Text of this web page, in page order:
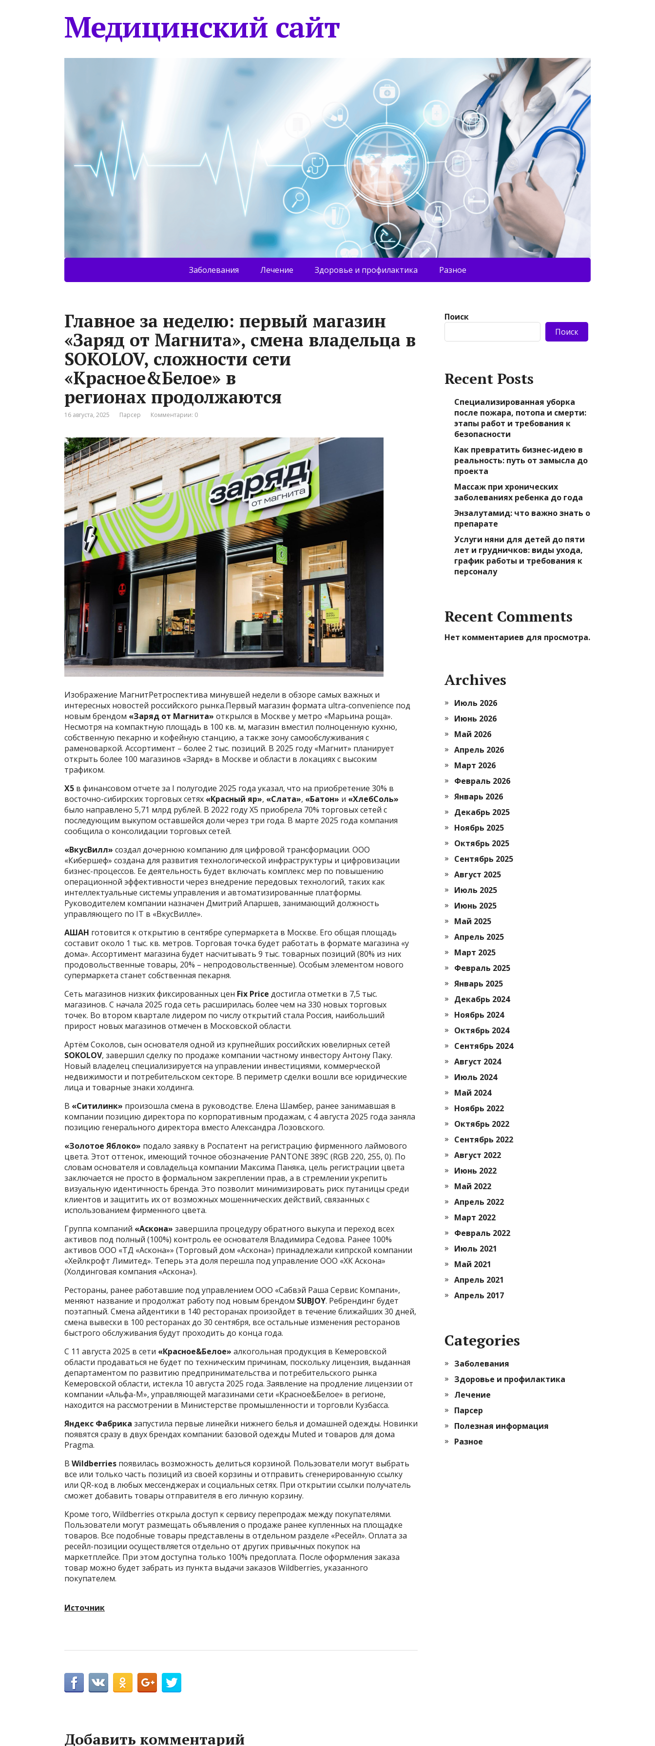
Медицинский сайт
Заболевания Лечение Здоровье и профилактика Разное
Главное за неделю: первый магазин
«Заряд от Магнита», смена владельца в
SOKOLOV, сложности сети
«Красное&Белое» в
регионах продолжаются
16 августа, 2025 Парсер Комментарии: 0
Изображение МагнитРетроспектива минувшей недели в обзоре самых важных и
интересных новостей российского рынка.Первый магазин формата ultra-convenience под
новым брендом «Заряд от Магнита» открылся в Москве у метро «Марьина роща».
Несмотря на компактную площадь в 100 кв. м, магазин вместил полноценную кухню,
собственную пекарню и кофейную станцию, а также зону самообслуживания с
раменоваркой. Ассортимент – более 2 тыс. позиций. В 2025 году «Магнит» планирует
открыть более 100 магазинов «Заряд» в Москве и области в локациях с высоким
трафиком.
X5 в финансовом отчете за I полугодие 2025 года указал, что на приобретение 30% в
восточно-сибирских торговых сетях «Красный яр», «Слата», «Батон» и «ХлебСоль»
было направлено 5,71 млрд рублей. В 2022 году X5 приобрела 70% торговых сетей с
последующим выкупом оставшейся доли через три года. В марте 2025 года компания
сообщила о консолидации торговых сетей.
«ВкусВилл» создал дочернюю компанию для цифровой трансформации. ООО
«Кибершеф» создана для развития технологической инфраструктуры и цифровизации
бизнес-процессов. Ее деятельность будет включать комплекс мер по повышению
операционной эффективности через внедрение передовых технологий, таких как
интеллектуальные системы управления и автоматизированные платформы.
Руководителем компании назначен Дмитрий Апаршев, занимающий должность
управляющего по IT в «ВкусВилле».
АШАН готовится к открытию в сентябре супермаркета в Москве. Его общая площадь
составит около 1 тыс. кв. метров. Торговая точка будет работать в формате магазина «у
дома». Ассортимент магазина будет насчитывать 9 тыс. товарных позиций (80% из них
продовольственные товары, 20% – непродовольственные). Особым элементом нового
супермаркета станет собственная пекарня.
Сеть магазинов низких фиксированных цен Fix Price достигла отметки в 7,5 тыс.
магазинов. С начала 2025 года сеть расширилась более чем на 330 новых торговых
точек. Во втором квартале лидером по числу открытий стала Россия, наибольший
прирост новых магазинов отмечен в Московской области.
Артём Соколов, сын основателя одной из крупнейших российских ювелирных сетей
SOKOLOV, завершил сделку по продаже компании частному инвестору Антону Паку.
Новый владелец специализируется на управлении инвестициями, коммерческой
недвижимости и потребительском секторе. В периметр сделки вошли все юридические
лица и товарные знаки холдинга.
В «Ситилинк» произошла смена в руководстве. Елена Шамбер, ранее занимавшая в
компании позицию директора по корпоративным продажам, с 4 августа 2025 года заняла
позицию генерального директора вместо Александра Лозовского.
«Золотое Яблоко» подало заявку в Роспатент на регистрацию фирменного лаймового
цвета. Этот оттенок, имеющий точное обозначение PANTONE 389C (RGB 220, 255, 0). По
словам основателя и совладельца компании Максима Паняка, цель регистрации цвета
заключается не просто в формальном закреплении прав, а в стремлении укрепить
визуальную идентичность бренда. Это позволит минимизировать риск путаницы среди
клиентов и защитить их от возможных мошеннических действий, связанных с
использованием фирменного цвета.
Группа компаний «Аскона» завершила процедуру обратного выкупа и переход всех
активов под полный (100%) контроль ее основателя Владимира Седова. Ранее 100%
активов ООО «ТД «Аскона»» (Торговый дом «Аскона») принадлежали кипрской компании
«Хейлкрофт Лимитед». Теперь эта доля перешла под управление ООО «ХК Аскона»
(Холдинговая компания «Аскона»).
Рестораны, ранее работавшие под управлением ООО «Сабвэй Раша Сервис Компани»,
меняют название и продолжат работу под новым брендом SUBJOY. Ребрендинг будет
поэтапный. Смена айдентики в 140 ресторанах произойдет в течение ближайших 30 дней,
смена вывески в 100 ресторанах до 30 сентября, все остальные изменения ресторанов
быстрого обслуживания будут проходить до конца года.
С 11 августа 2025 в сети «Красное&Белое» алкогольная продукция в Кемеровской
области продаваться не будет по техническим причинам, поскольку лицензия, выданная
департаментом по развитию предпринимательства и потребительского рынка
Кемеровской области, истекла 10 августа 2025 года. Заявление на продление лицензии от
компании «Альфа-М», управляющей магазинами сети «Красное&Белое» в регионе,
находится на рассмотрении в Министерстве промышленности и торговли Кузбасса.
Яндекс Фабрика запустила первые линейки нижнего белья и домашней одежды. Новинки
появятся сразу в двух брендах компании: базовой одежды Muted и товаров для дома
Pragma.
В Wildberries появилась возможность делиться корзиной. Пользователи могут выбрать
все или только часть позиций из своей корзины и отправить сгенерированную ссылку
или QR-код в любых мессенджерах и социальных сетях. При открытии ссылки получатель
сможет добавить товары отправителя в его личную корзину.
Кроме того, Wildberries открыла доступ к сервису перепродаж между покупателями.
Пользователи могут размещать объявления о продаже ранее купленных на площадке
товаров. Все подобные товары представлены в отдельном разделе «Ресейл». Оплата за
ресейл-позиции осуществляется отдельно от других привычных покупок на
маркетплейсе. При этом доступна только 100% предоплата. После оформления заказа
товар можно будет забрать из пункта выдачи заказов Wildberries, указанного
покупателем.
Источник
Добавить комментарий
Поиск
Поиск
Recent Posts
Специализированная уборка
после пожара, потопа и смерти:
этапы работ и требования к
безопасности
Как превратить бизнес-идею в
реальность: путь от замысла до
проекта
Массаж при хронических
заболеваниях ребенка до года
Энзалутамид: что важно знать о
препарате
Услуги няни для детей до пяти
лет и грудничков: виды ухода,
график работы и требования к
персоналу
Recent Comments
Нет комментариев для просмотра.
Archives
Июль 2026
Июнь 2026
Май 2026
Апрель 2026
Март 2026
Февраль 2026
Январь 2026
Декабрь 2025
Ноябрь 2025
Октябрь 2025
Сентябрь 2025
Август 2025
Июль 2025
Июнь 2025
Май 2025
Апрель 2025
Март 2025
Февраль 2025
Январь 2025
Декабрь 2024
Ноябрь 2024
Октябрь 2024
Сентябрь 2024
Август 2024
Июль 2024
Май 2024
Ноябрь 2022
Октябрь 2022
Сентябрь 2022
Август 2022
Июнь 2022
Май 2022
Апрель 2022
Март 2022
Февраль 2022
Июль 2021
Май 2021
Апрель 2021
Апрель 2017
Categories
Заболевания
Здоровье и профилактика
Лечение
Парсер
Полезная информация
Разное